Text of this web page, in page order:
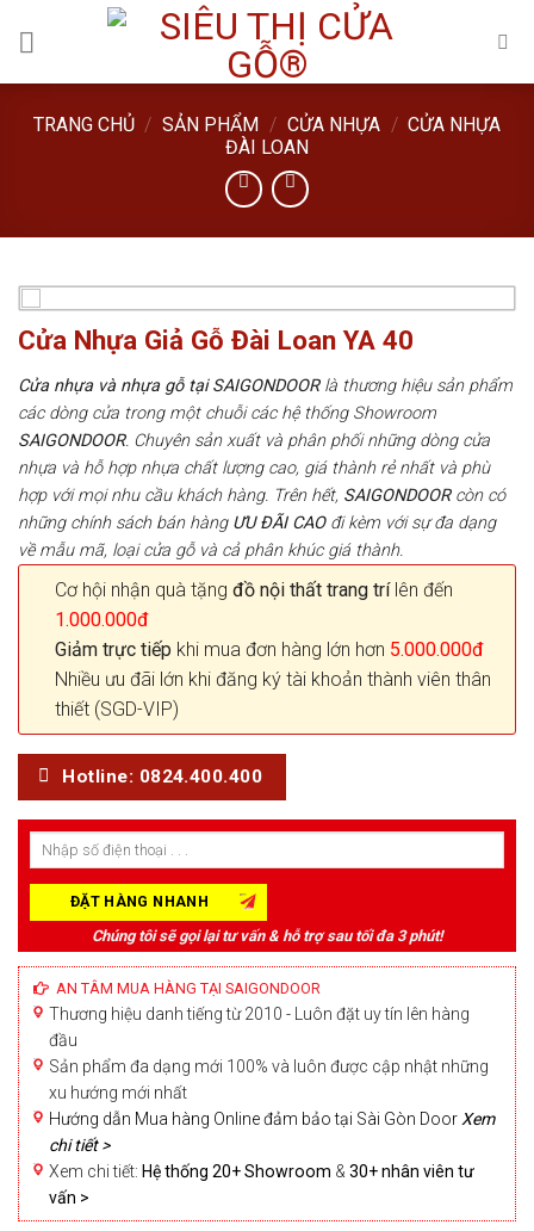
TRANG CHỦ / SẢN PHẨM / CỬA NHỰA / CỬA NHỰA
ĐÀI LOAN
Cửa Nhựa Giả Gỗ Đài Loan YA 40
Cửa nhựa và nhựa gỗ tại SAIGONDOORlà thương hiệu sản phẩm
các dòng cửa trong một chuỗi các hệ thống Showroom
SAIGONDOOR. Chuyên sản xuất và phân phối những dòng cửa
nhựa và hỗ hợp nhựa chất lượng cao, giá thành rẻ nhất và phù
hợp với mọi nhu cầu khách hàng. Trên hết, SAIGONDOORcòn có
những chính sách bán hàng ƯU ĐÃI CAO đi kèm với sự đa dạng
về mẫu mã, loại cửa gỗ và cả phân khúc giá thành.
Cơ hội nhận quà tặng đồ nội thất trang trílên đến
1.000.000đ
Giảm trực tiếp khi mua đơn hàng lớn hơn 5.000.000đ
Nhiều ưu đãi lớn khi đăng ký tài khoản thành viên thân
thiết (SGD-VIP)
Hotline: 0824.400.400
Chúng tôi sẽ gọi lại tư vấn & hỗ trợ sau tối đa 3 phút!
AN TÂM MUA HÀNG TẠI SAIGONDOOR
Thương hiệu danh tiếng từ 2010 - Luôn đặt uy tín lên hàng
đầu
Sản phẩm đa dạng mới 100% và luôn được cập nhật những
xu hướng mới nhất
Hướng dẫn Mua hàng Online đảm bảo tại Sài Gòn Door Xem
chi tiết >
Xem chi tiết: Hệ thống 20+ Showroom & 30+ nhân viên tư
vấn >